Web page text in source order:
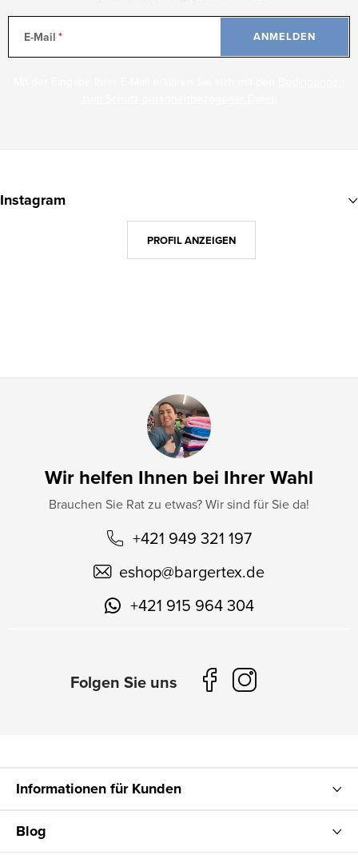
E-Mail ANMELDEN
u
Wir helfen Ihnen bei Ihrer Wahl
Brauchen Sie Rat zu etwas? Wir sind für Sie da!
+421 949 321 197
eshop@bargertex.de
+421 915 964 304
Instagram
PROFIL ANZEIGEN
Informationen für Kunden
Blog